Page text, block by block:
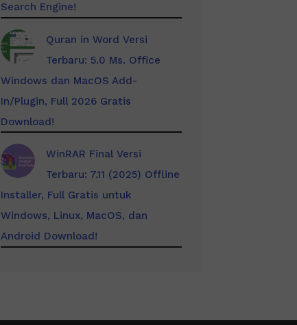
Search Engine!
Quran in Word Versi
Terbaru: 5.0 Ms. Office
Windows dan MacOS Add-
In/Plugin, Full 2026 Gratis
Download!
WinRAR Final Versi
Terbaru: 7.11 (2025) Offline
Installer, Full Gratis untuk
Windows, Linux, MacOS, dan
Android Download!